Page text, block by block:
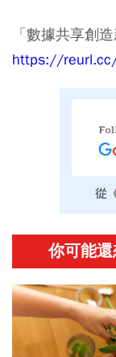
「數據共享創
https://